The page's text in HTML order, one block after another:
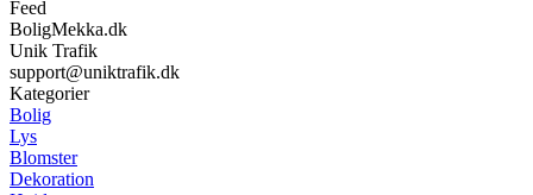
Feed
BoligMekka.dk
Unik Trafik
support@uniktrafik.dk
Kategorier
Bolig
Lys
Blomster
Dekoration